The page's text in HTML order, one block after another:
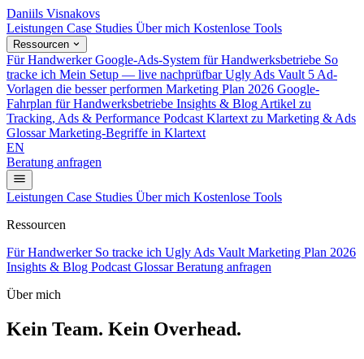
Daniils Visnakovs
Leistungen Case Studies Über mich Kostenlose Tools
Ressourcen
Für Handwerker Google-Ads-System für Handwerksbetriebe So
tracke ich Mein Setup — live nachprüfbar Ugly Ads Vault 5 Ad-
Vorlagen die besser performen Marketing Plan 2026 Google-
Fahrplan für Handwerksbetriebe Insights & Blog Artikel zu
Tracking, Ads & Performance Podcast Klartext zu Marketing & Ads
Glossar Marketing-Begriffe in Klartext
EN
Beratung anfragen
Leistungen Case Studies Über mich Kostenlose Tools
Ressourcen
Für Handwerker So tracke ich Ugly Ads Vault Marketing Plan 2026
Insights & Blog Podcast GlossarBeratung anfragen
Über mich
Kein Team. Kein Overhead.